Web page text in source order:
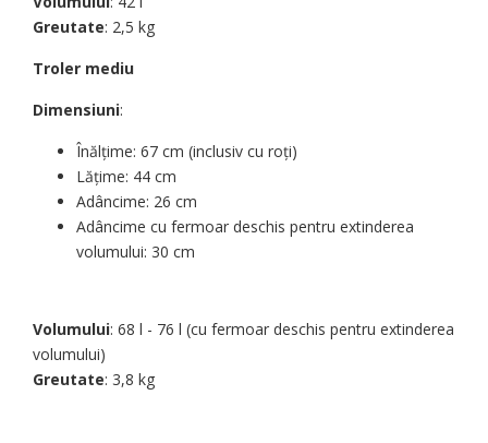
Greutate: 2,5 kg
Troler mediu
Dimensiuni:
Înălțime: 67 cm (inclusiv cu roți)
Lățime: 44 cm
Adâncime: 26 cm
Adâncime cu fermoar deschis pentru extinderea
volumului: 30 cm
Volumului: 68 l - 76 l (cu fermoar deschis pentru extinderea
volumului)
Greutate: 3,8 kg